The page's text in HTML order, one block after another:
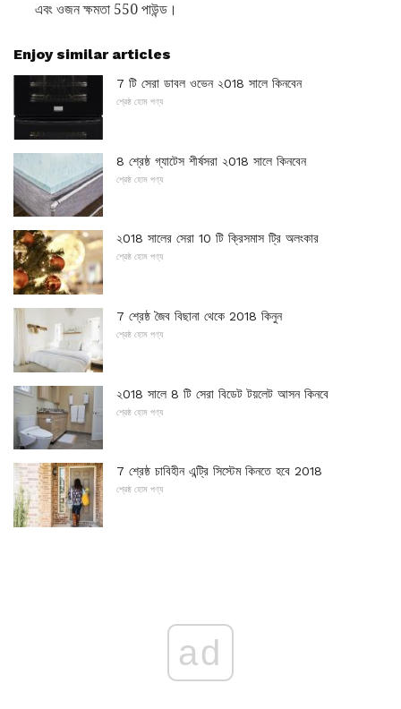
এবং ওজন ক্ষমতা 550 পাউন্ড।
Enjoy similar articles
7 টি সেরা ডাবল ওভেন ২018 সালে কিনবেন
শ্রেষ্ঠ হোম পণ্য
8 শ্রেষ্ঠ গ্যাটেস শীর্ষসরা ২018 সালে কিনবেন
শ্রেষ্ঠ হোম পণ্য
২018 সালের সেরা 10 টি ক্রিসমাস ট্রি অলংকার
শ্রেষ্ঠ হোম পণ্য
7 শ্রেষ্ঠ জৈব বিছানা থেকে 2018 কিনুন
শ্রেষ্ঠ হোম পণ্য
২018 সালে 8 টি সেরা বিডেট টয়লেট আসন কিনবে
শ্রেষ্ঠ হোম পণ্য
7 শ্রেষ্ঠ চাবিহীন এন্ট্রি সিস্টেম কিনতে হবে 2018
শ্রেষ্ঠ হোম পণ্য
ad